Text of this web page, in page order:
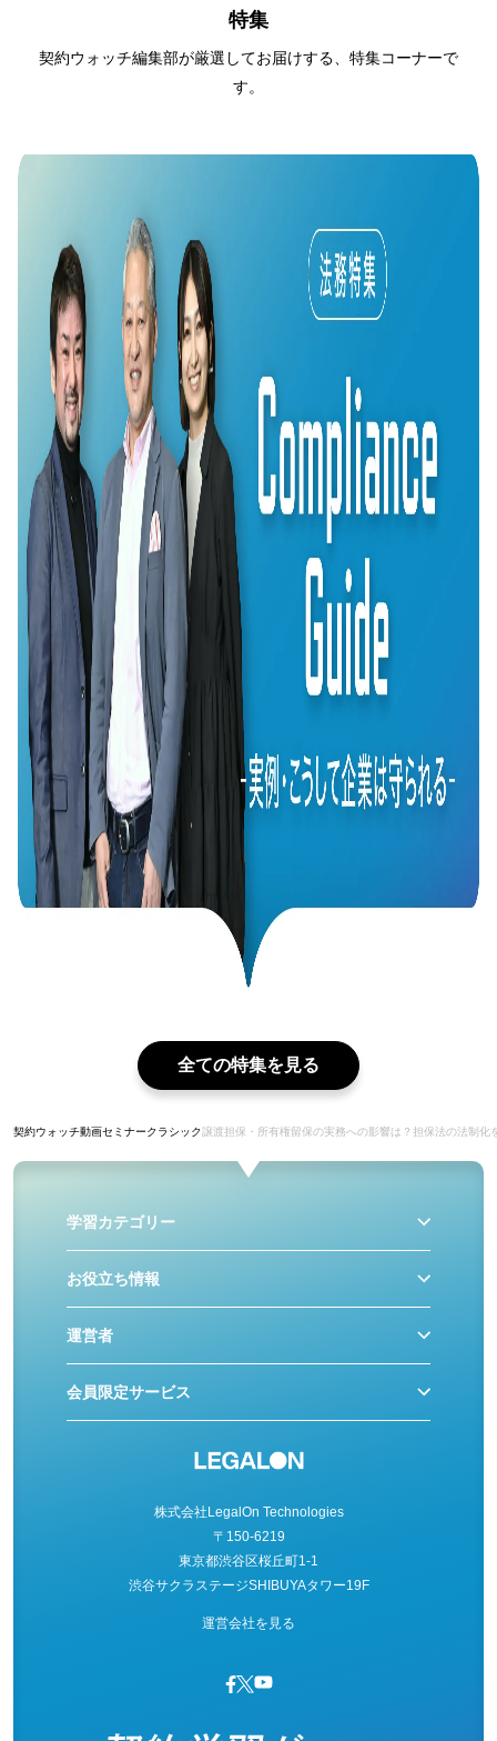
特集
契約ウォッチ編集部が厳選してお届けする、特集コーナーで
す。
全ての特集を見る
契約ウォッチ動画セミナークラシック譲渡担保・所有権留保の実務への影響は？担保法の法制化
学習カテゴリー
お役立ち情報
運営者
会員限定サービス
株式会社LegalOn Technologies
〒150-6219
東京都渋谷区桜丘町1-1
渋谷サクラステージSHIBUYAタワー19F
運営会社を見る